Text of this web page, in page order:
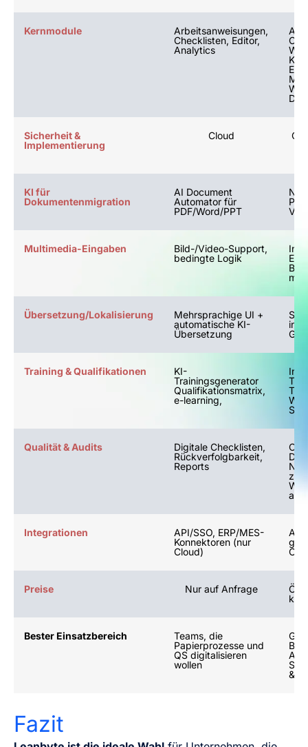
Kernmodule
Arbeitsanweisungen,
Checklisten, Editor,
Analytics
KI-
E-
Sicherheit &
Implementierung
Cloud
KI für
Dokumentenmigration
AI Document
Automator für
PDF/Word/PPT
Multimedia-Eingaben
Bild-/Video-Support,
bedingte Logik
Übersetzung/Lokalisierung
Mehrsprachige UI +
automatische KI-
Übersetzung
in
Training & Qualifikationen
KI-
Trainingsgenerator
Qualifikationsmatrix,
e-learning,
Qualität & Audits
Digitale Checklisten,
Rückverfolgbarkeit,
Reports
Integrationen
API/SSO, ERP/MES-
Konnektoren (nur
Cloud)
On-
Preise Nur auf Anfrage
Bester Einsatzbereich
Teams, die
Papierprozesse und
QS digitalisieren
wollen
&
Fazit